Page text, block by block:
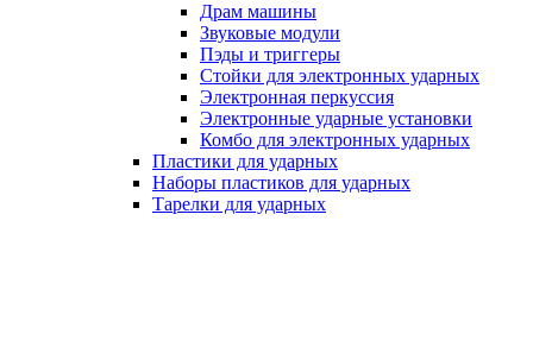
Драм машины
Звуковые модули
Пэды и триггеры
Стойки для электронных ударных
Электронная перкуссия
Электронные ударные установки
Комбо для электронных ударных
Пластики для ударных
Наборы пластиков для ударных
Тарелки для ударных